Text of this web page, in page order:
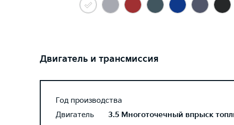
Двигатель и трансмиссия
Год производства
Двигатель
3.5 Многоточечный впрыск